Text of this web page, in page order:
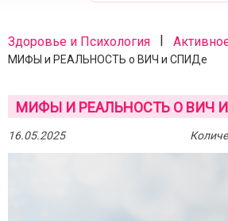
Здоровье и Психология |
МИФЫ и РЕАЛЬНОСТЬ о ВИЧ и СПИДе
МИФЫ И РЕАЛЬНОСТЬ О ВИЧ
16.05.2025